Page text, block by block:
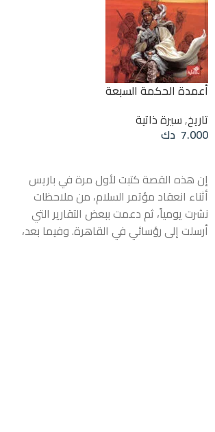
أعمدة الحكمة السبعة
تاريخ,سيرة ذاتية
7.000 دك
إن هذه القصة كتبت لأول مرة في باريس
أثناء انعقاد مؤتمر السلام، من ملاحظات
نشرت يومياً، ثم دعمت ببعض التقارير التي
أرسلت إلى رؤسائي في القاهرة. وفيما بعد،